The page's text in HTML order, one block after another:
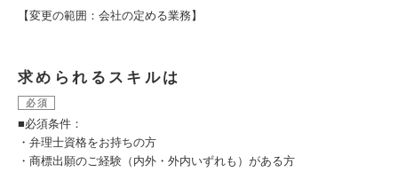
【変更の範囲：会社の定める業務】
求められるスキルは
必須
■必須条件：
・弁理士資格をお持ちの方
・商標出願のご経験（内外・外内いずれも）がある方